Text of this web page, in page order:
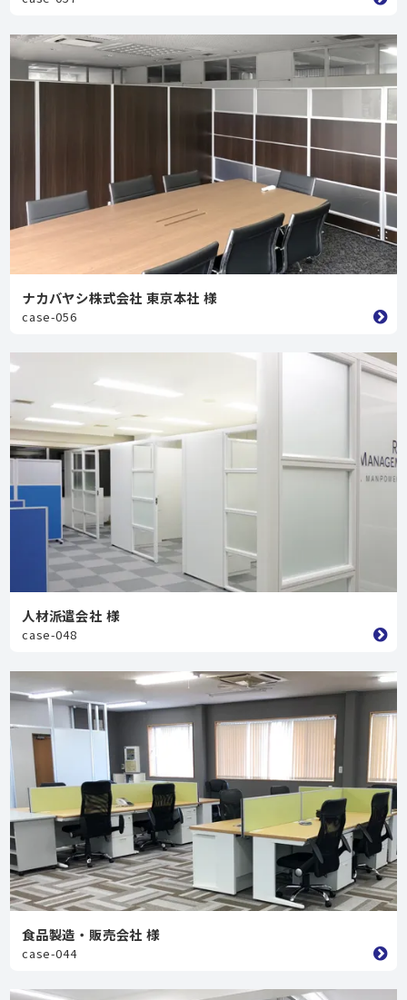
ナカバヤシ株式会社 東京本社 様
case-056
人材派遣会社 様
case-048
食品製造・販売会社 様
case-044